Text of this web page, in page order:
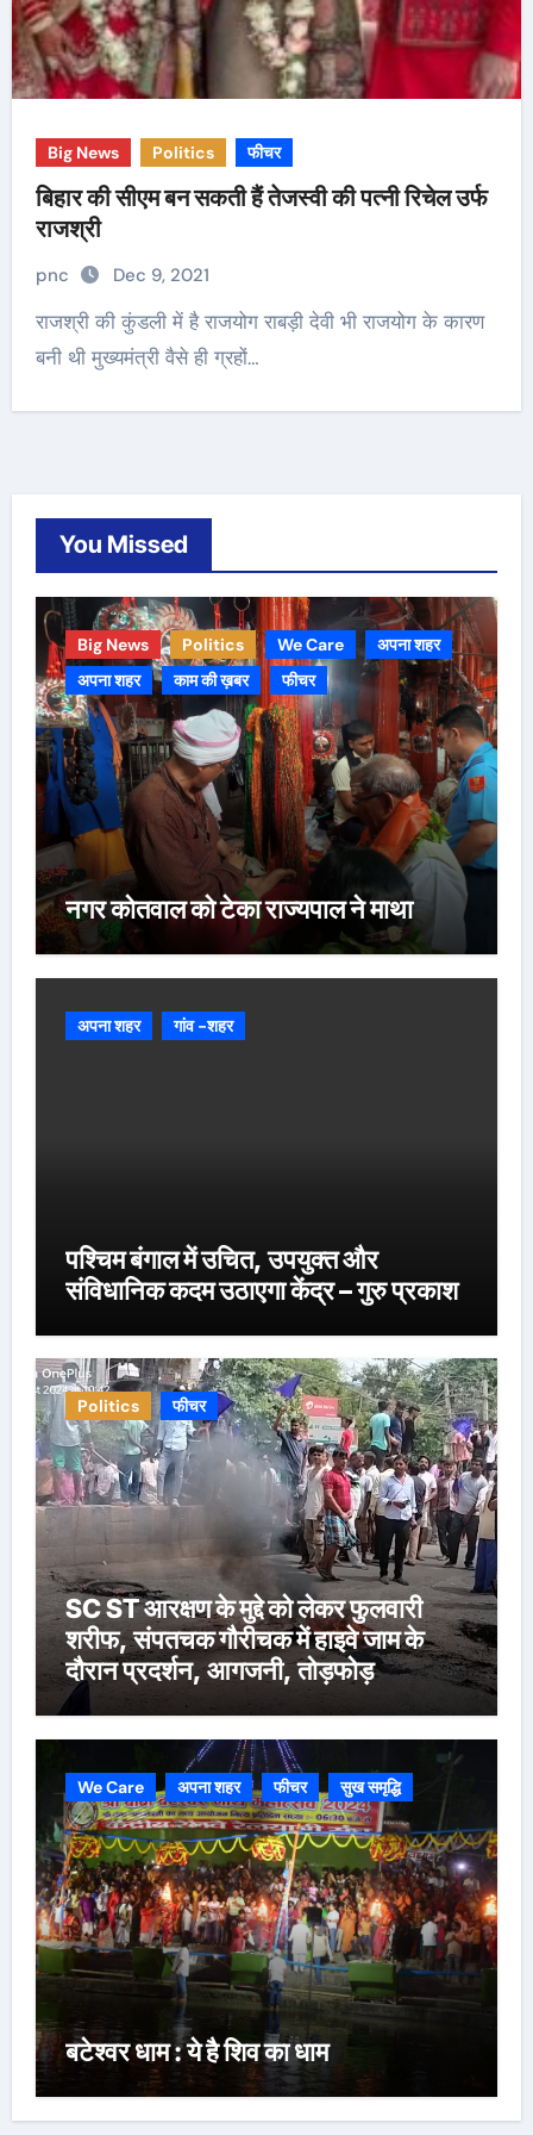
Big News Politics फीचर
बिहार की सीएम बन सकती हैं तेजस्वी की पत्नी रिचेल उर्फ
राजश्री
pnc Dec 9, 2021
राजश्री की कुंडली में है राजयोग राबड़ी देवी भी राजयोग के कारण
बनी थी मुख्यमंत्री वैसे ही ग्रहों…
You Missed
Big News Politics We Care
अपना शहर
अपना शहर
काम की ख़बर फीचर
नगर कोतवाल को टेका राज्यपाल ने माथा
अपना शहर गांव -शहर
पश्चिम बंगाल में उचित, उपयुक्त और
संविधानिक कदम उठाएगा केंद्र – गुरु प्रकाश
Politics फीचर
SC ST आरक्षण के मुद्दे को लेकर फुलवारी
शरीफ, संपतचक गौरीचक में हाइवे जाम के
दौरान प्रदर्शन, आगजनी, तोड़फोड़
We Care अपना शहर फीचर सुख समृद्धि
बटेश्वर धाम : ये है शिव का धाम